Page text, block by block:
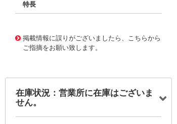
特長
掲載情報に誤りがございましたら、こちらから
ご指摘をお願い致します。
在庫状況：営業所に在庫はございま
せん。